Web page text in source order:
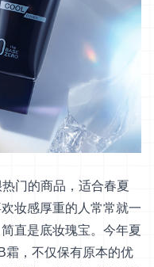
门的商品，适合春夏
妆感厚重的人常常就一
直是底妆瑰宝。今年夏
霜，不仅保有原本的优